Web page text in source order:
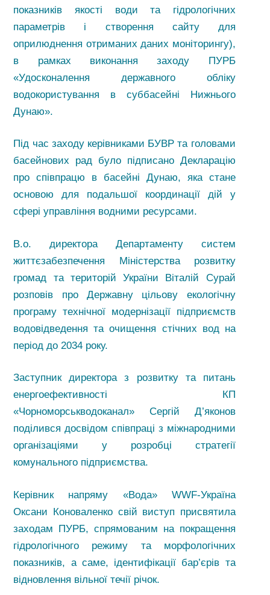
показників якості води та гідрологічних
параметрів і створення сайту для
оприлюднення отриманих даних моніторингу),
в рамках виконання заходу ПУРБ
«Удосконалення державного обліку
водокористування в суббасейні Нижнього
Дунаю».
Під час заходу керівниками БУВР та головами
басейнових рад було підписано Декларацію
про співпрацю в басейні Дунаю, яка стане
основою для подальшої координації дій у
сфері управління водними ресурсами.
В.о. директора Департаменту систем
життєзабезпечення Міністерства розвитку
громад та територій України Віталій Сурай
розповів про Державну цільову екологічну
програму технічної модернізації підприємств
водовідведення та очищення стічних вод на
період до 2034 року.
Заступник директора з розвитку та питань
енергоефективності КП
«Чорноморськводоканал» Сергій Д’яконов
поділився досвідом співпраці з міжнародними
організаціями у розробці стратегії
комунального підприємства.
Керівник напряму «Вода» WWF-Україна
Оксани Коноваленко свій виступ присвятила
заходам ПУРБ, спрямованим на покращення
гідрологічного режиму та морфологічних
показників, а саме, ідентифікації бар’єрів та
відновлення вільної течії річок.